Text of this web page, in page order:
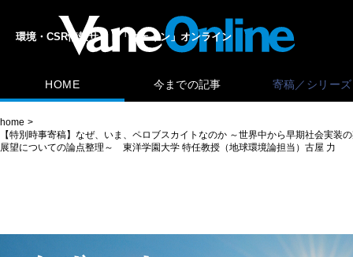
環境・CSR情報サイト「ヴェイン」オンライン
HOME 今までの記事 寄稿／シリーズ
home
【特別時事寄稿】なぜ、いま、ペロブスカイトなのか ～世界中から早期社会実
展望についての論点整理～ 東洋学園大学 特任教授（地球環境論担当）古屋 力